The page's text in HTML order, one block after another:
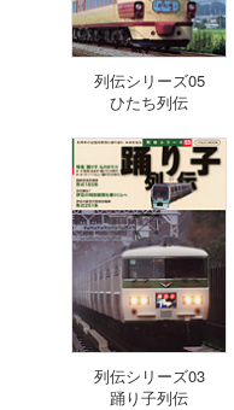
列伝シリーズ05
ひたち列伝
列伝シリーズ03
踊り子列伝